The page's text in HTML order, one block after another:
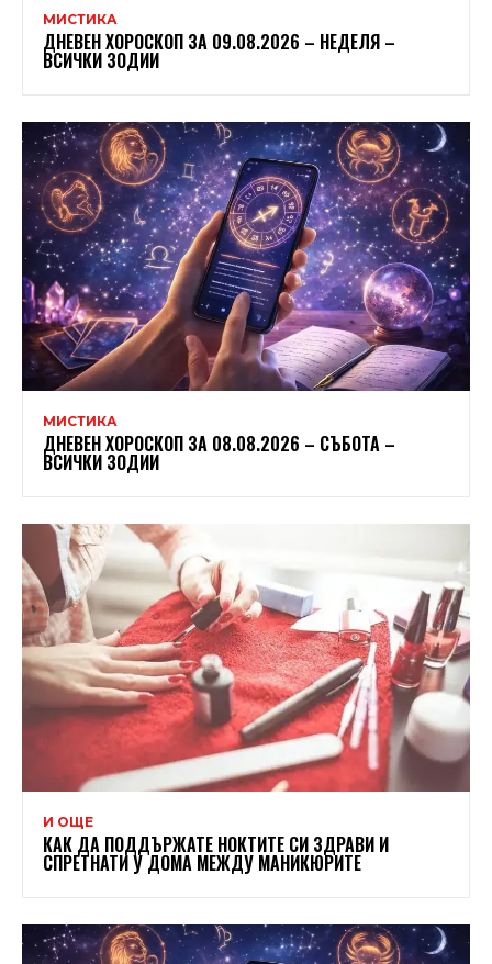
МИСТИКА
ДНЕВЕН ХОРОСКОП ЗА 09.08.2026 – НЕДЕЛЯ –
ВСИЧКИ ЗОДИИ
МИСТИКА
ДНЕВЕН ХОРОСКОП ЗА 08.08.2026 – СЪБОТА –
ВСИЧКИ ЗОДИИ
И ОЩЕ
КАК ДА ПОДДЪРЖАТЕ НОКТИТЕ СИ ЗДРАВИ И
СПРЕТНАТИ У ДОМА МЕЖДУ МАНИКЮРИТЕ